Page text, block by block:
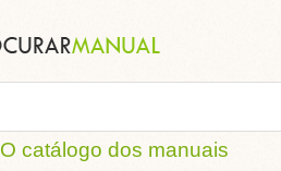
O catálogo dos manuais